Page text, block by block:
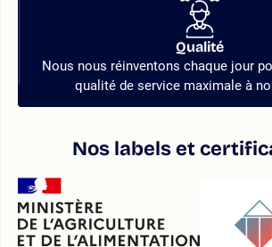
Qualité
Nous nous réinventons chaque jour
qualité de service maximale à
Nos labels et